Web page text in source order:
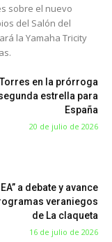
sobre el nuevo
del Salón del
la Yamaha Tricity
en la prórroga
estrella para
España
20 de julio de 2026
a debate y avance
veraniegos
de La claqueta
16 de julio de 2026